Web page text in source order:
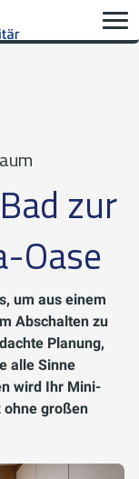
zur
Oase
um aus einem
Abschalten zu
Planung,
alle Sinne
wird Ihr Mini-
ohne großen